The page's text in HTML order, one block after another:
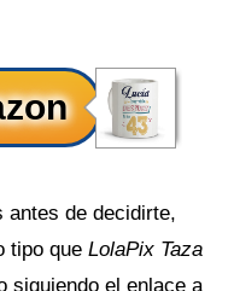
antes de decidirte,
tipo que LolaPix Taza
siguiendo el enlace a